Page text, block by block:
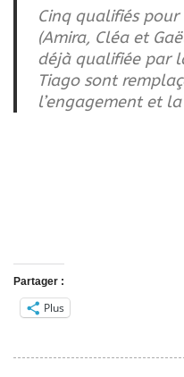
Cinq qualifiés
(Amira, Cléa et
déjà qualifiée par
Tiago sont
l’engagement et
Partager :
Plus